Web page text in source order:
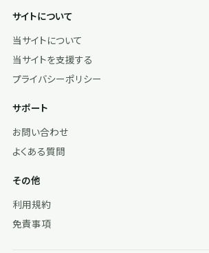
サイトについて
当サイトについて
当サイトを支援する
プライバシーポリシー
サポート
お問い合わせ
よくある質問
その他
利用規約
免責事項